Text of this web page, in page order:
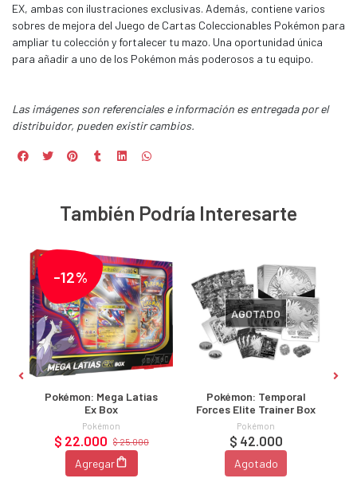
EX, ambas con ilustraciones exclusivas. Además, contiene varios
sobres de mejora del Juego de Cartas Coleccionables Pokémon para
ampliar tu colección y fortalecer tu mazo. Una oportunidad única
para añadir a uno de los Pokémon más poderosos a tu equipo.
Las imágenes son referenciales e información es entregada por el
distribuidor, pueden existir cambios.
También Podría Interesarte
-12%
Pokémon: Mega Latias
Ex Box
Pokémon
$ 25.000
$ 22.000
Agregar
AGOTADO
Pokémon: Temporal
Forces Elite Trainer Box
Pokémon
$ 42.000
Agotado